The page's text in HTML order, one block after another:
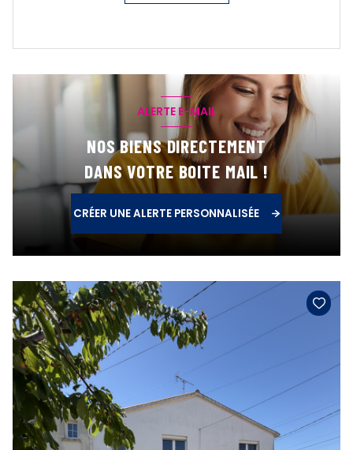
ALERTE E-MAIL
NOS BIENS DIRECTEMENT
DANS VOTRE BOITE MAIL !
CRÉER UNE ALERTE PERSONNALISÉE